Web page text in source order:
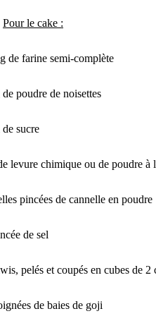
Pour le cake :
de farine semi-complète
de poudre de noisettes
sucre
levure chimique ou de poudre à
pincées de cannelle en poudre
de sel
pelés et coupés en cubes de 2
de baies de goji